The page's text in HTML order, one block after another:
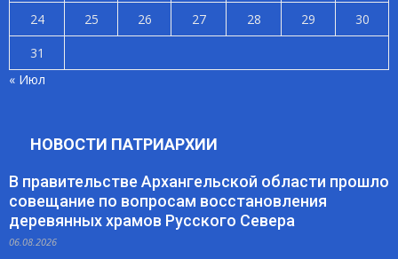
24
25 26 27 28 29
30
31
« Июл
НОВОСТИ ПАТРИАРХИИ
В правительстве Архангельской области прошло
совещание по вопросам восстановления
деревянных храмов Русского Севера
06.08.2026